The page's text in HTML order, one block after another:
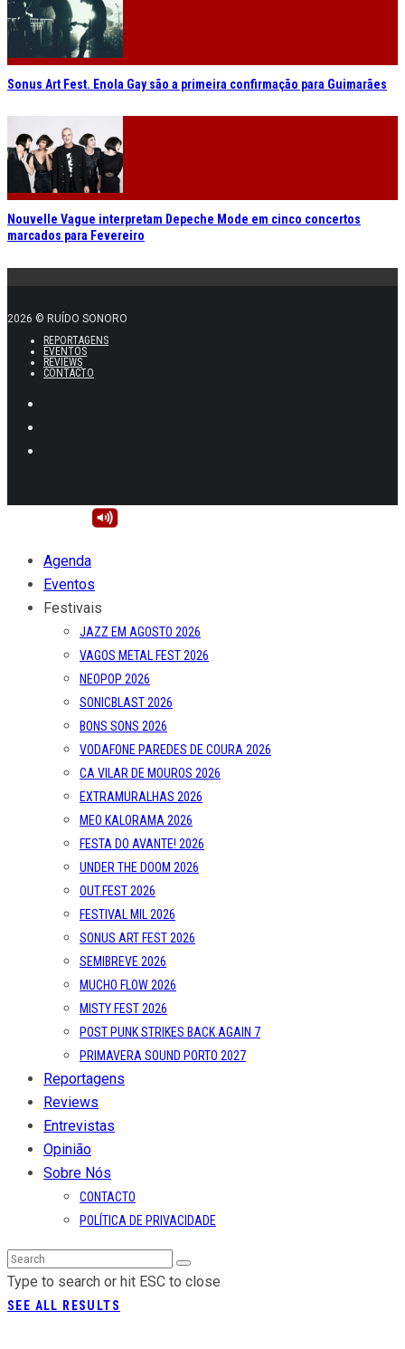
Sonus Art Fest. Enola Gay são a primeira confirmação para Guimarães
Nouvelle Vague interpretam Depeche Mode em cinco concertos
marcados para Fevereiro
2026 © RUÍDO SONORO
REPORTAGENS
EVENTOS
REVIEWS
CONTACTO
Agenda
Eventos
Festivais
JAZZ EM AGOSTO 2026
VAGOS METAL FEST 2026
NEOPOP 2026
SONICBLAST 2026
BONS SONS 2026
VODAFONE PAREDES DE COURA 2026
CA VILAR DE MOUROS 2026
EXTRAMURALHAS 2026
MEO KALORAMA 2026
FESTA DO AVANTE! 2026
UNDER THE DOOM 2026
OUT.FEST 2026
FESTIVAL MIL 2026
SONUS ART FEST 2026
SEMIBREVE 2026
MUCHO FLOW 2026
MISTY FEST 2026
POST PUNK STRIKES BACK AGAIN 7
PRIMAVERA SOUND PORTO 2027
Reportagens
Reviews
Entrevistas
Opinião
Sobre Nós
CONTACTO
POLÍTICA DE PRIVACIDADE
Type to search or hit ESC to close
SEE ALL RESULTS